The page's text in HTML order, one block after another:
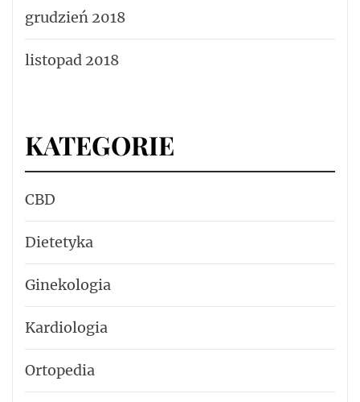
grudzień 2018
listopad 2018
KATEGORIE
CBD
Dietetyka
Ginekologia
Kardiologia
Ortopedia